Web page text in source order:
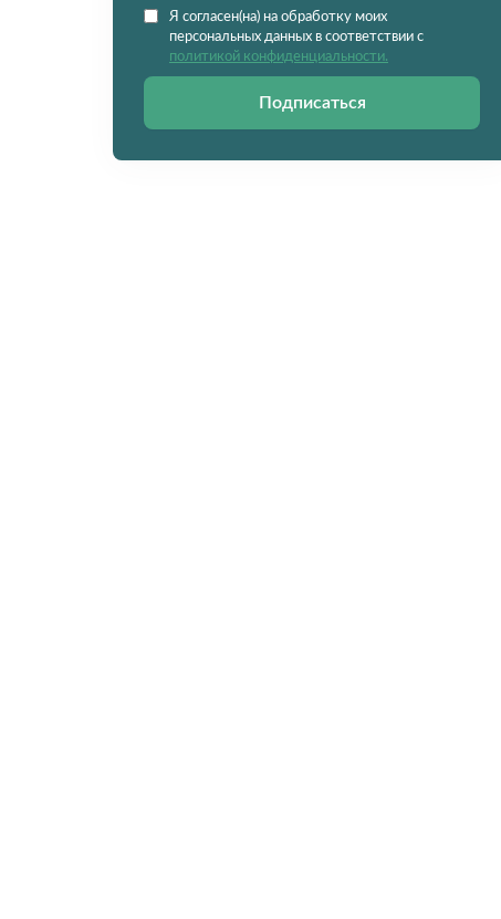
Я согласен(на) на обработку моих
персональных данных в соответствии с
политикой конфиденциальности.
Подписаться